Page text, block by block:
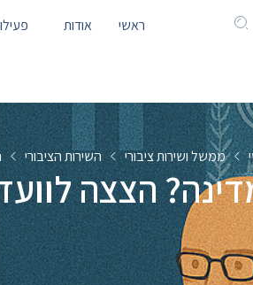
ראשי אודות
ממשל ושירות ציבורי השירות הציבורי
הצצה